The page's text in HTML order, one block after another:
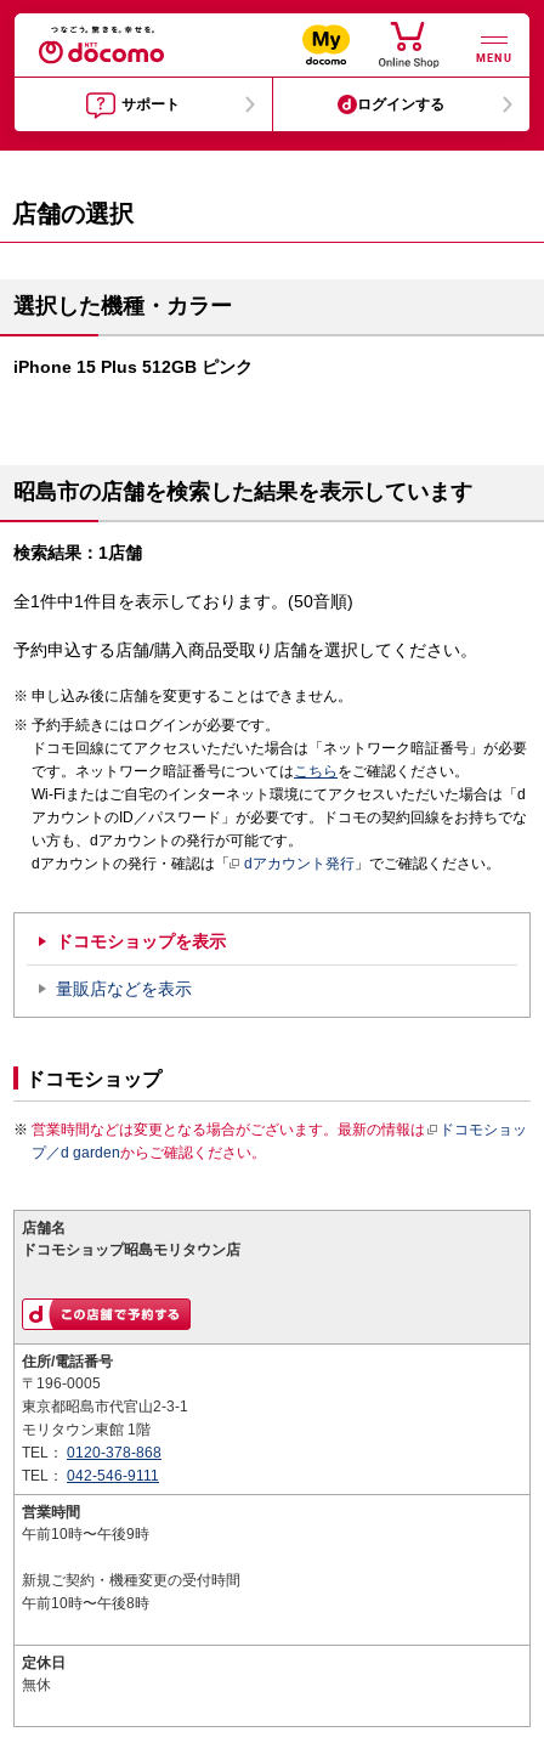
MENU
サポート ログインする
店舗の選択
選択した機種・カラー
iPhone 15 Plus 512GB ピンク
昭島市の店舗を検索した結果を表示しています
検索結果：1店舗
全1件中1件目を表示しております。(50音順)
予約申込する店舗/購入商品受取り店舗を選択してください。
申し込み後に店舗を変更することはできません。
予約手続きにはログインが必要です。
ドコモ回線にてアクセスいただいた場合は「ネットワーク暗証番号」が必要
です。ネットワーク暗証番号についてはこちら をご確認ください。
Wi-Fiまたはご自宅のインターネット環境にてアクセスいただいた場合は「d
アカウントのID／パスワード」が必要です。ドコモの契約回線をお持ちでな
い方も、dアカウントの発行が可能です。
dアカウントの発行・確認は「
dアカウント発行 」でご確認ください。
ドコモショップを表示
量販店などを表示
ドコモショップ
営業時間などは変更となる場合がございます。最新の情報は
ドコモショッ
プ／d gardenからご確認ください。
店舗名
ドコモショップ昭島モリタウン店
住所/電話番号
〒196-0005
東京都昭島市代官山2-3-1
モリタウン東館 1階
TEL： 0120-378-868
TEL： 042-546-9111
営業時間
午前10時〜午後9時
新規ご契約・機種変更の受付時間
午前10時〜午後8時
定休日
無休